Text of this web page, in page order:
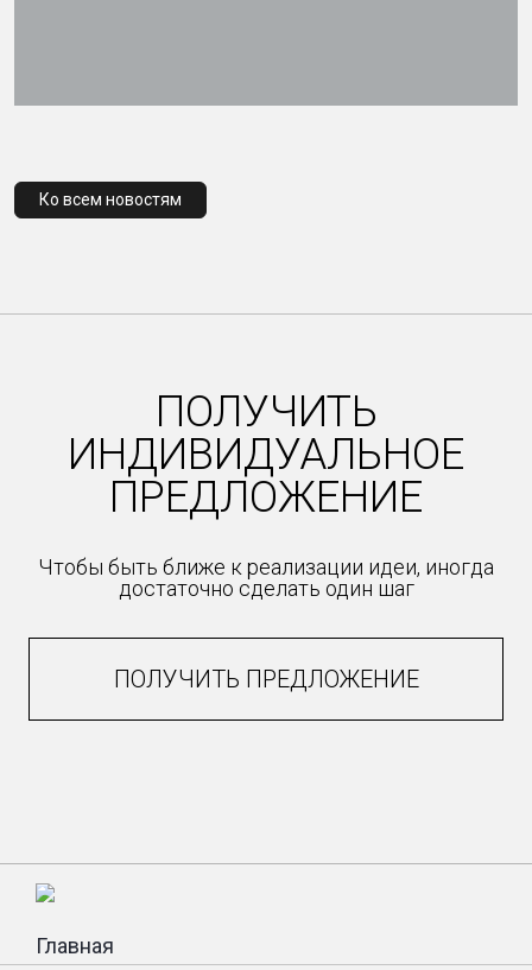
Ко всем новостям
ПОЛУЧИТЬ
ИНДИВИДУАЛЬНОЕ
ПРЕДЛОЖЕНИЕ
Чтобы быть ближе к реализации идеи, иногда
достаточно сделать один шаг
ПОЛУЧИТЬ ПРЕДЛОЖЕНИЕ
Главная